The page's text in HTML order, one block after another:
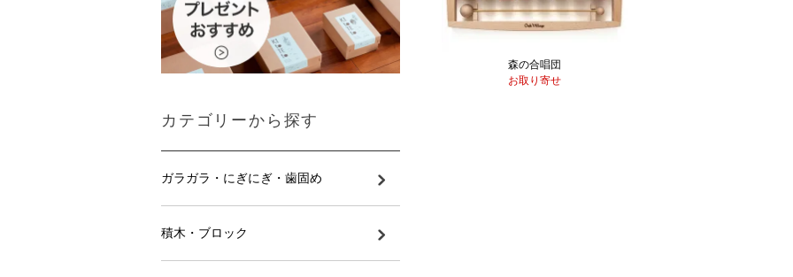
森の合唱団
お取り寄せ
カテゴリーから探す
ガラガラ・にぎにぎ・歯固め
積木・ブロック